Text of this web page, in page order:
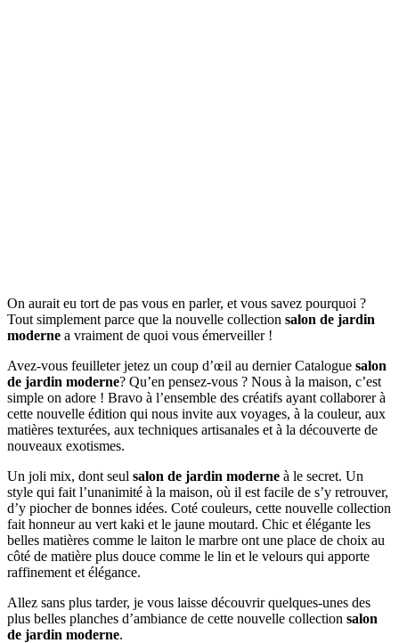
On aurait eu tort de pas vous en parler, et vous savez pourquoi ?
Tout simplement parce que la nouvelle collection salon de jardin
moderne a vraiment de quoi vous émerveiller !
Avez-vous feuilleter jetez un coup d’œil au dernier Catalogue salon
de jardin moderne? Qu’en pensez-vous ? Nous à la maison, c’est
simple on adore ! Bravo à l’ensemble des créatifs ayant collaborer à
cette nouvelle édition qui nous invite aux voyages, à la couleur, aux
matières texturées, aux techniques artisanales et à la découverte de
nouveaux exotismes.
Un joli mix, dont seul salon de jardin moderne à le secret. Un
style qui fait l’unanimité à la maison, où il est facile de s’y retrouver,
d’y piocher de bonnes idées. Coté couleurs, cette nouvelle collection
fait honneur au vert kaki et le jaune moutard. Chic et élégante les
belles matières comme le laiton le marbre ont une place de choix au
côté de matière plus douce comme le lin et le velours qui apporte
raffinement et élégance.
Allez sans plus tarder, je vous laisse découvrir quelques-unes des
plus belles planches d’ambiance de cette nouvelle collection salon
de jardin moderne.